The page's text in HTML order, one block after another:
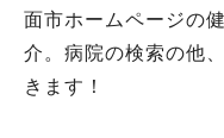
面市ホームページの
介。病院の検索の他
きます！